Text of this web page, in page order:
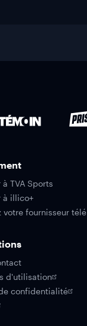
TVA Sports
à illico+
votre fournisseur télé
d'utilisation
confidentialité